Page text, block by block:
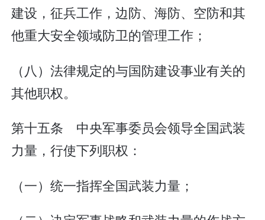
建设，征兵工作，边防、海防、空防和其
他重大安全领域防卫的管理工作；
（八）法律规定的与国防建设事业有关的
其他职权。
第十五条 中央军事委员会领导全国武装
力量，行使下列职权：
（一）统一指挥全国武装力量；